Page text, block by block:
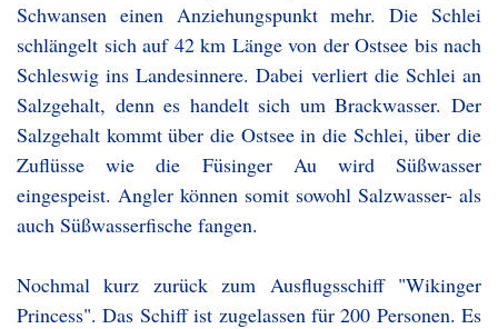
Schwansen einen Anziehungspunkt mehr. Die Schlei
schlängelt sich auf 42 km Länge von der Ostsee bis nach
Schleswig ins Landesinnere. Dabei verliert die Schlei an
Salzgehalt, denn es handelt sich um Brackwasser. Der
Salzgehalt kommt über die Ostsee in die Schlei, über die
Zuflüsse wie die Füsinger Au wird Süßwasser
eingespeist. Angler können somit sowohl Salzwasser- als
auch Süßwasserfische fangen.
Nochmal kurz zurück zum Ausflugsschiff "Wikinger
Princess". Das Schiff ist zugelassen für 200 Personen. Es